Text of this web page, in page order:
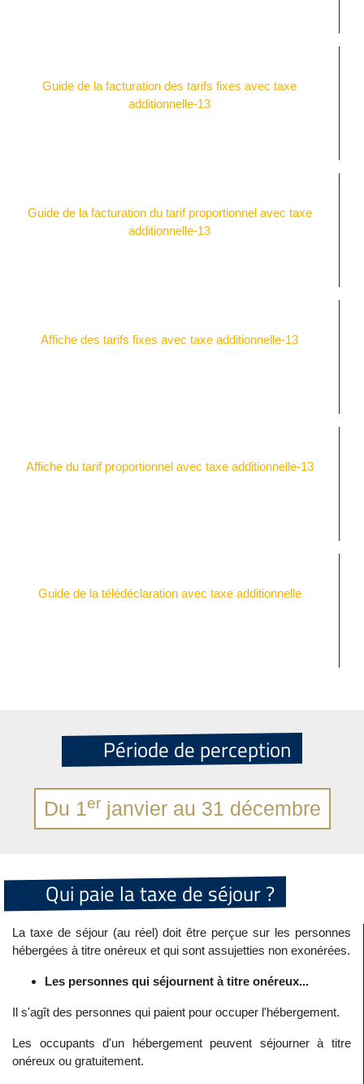
Guide de la facturation des tarifs fixes avec taxe
additionnelle-13
Guide de la facturation du tarif proportionnel avec taxe
additionnelle-13
Affiche des tarifs fixes avec taxe additionnelle-13
Affiche du tarif proportionnel avec taxe additionnelle-13
Guide de la télédéclaration avec taxe additionnelle
Période de perception
Du 1erjanvier au 31 décembre
Qui paie la taxe de séjour ?
La taxe de séjour (au réel) doit être perçue sur les personnes
hébergées à titre onéreux et qui sont assujetties non exonérées.
Les personnes qui séjournent à titre onéreux...
Il s'agît des personnes qui paient pour occuper l'hébergement.
Les occupants d'un hébergement peuvent séjourner à titre
onéreux ou gratuitement.